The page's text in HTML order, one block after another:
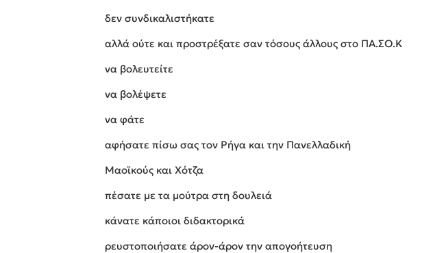
δεν συνδικαλιστήκατε
αλλά ούτε και προστρέξατε σαν τόσους άλλους στο ΠΑ.ΣΟ.Κ
να βολευτείτε
να βολέψετε
να φάτε
αφήσατε πίσω σας τον Ρήγα και την Πανελλαδική
Μαοϊκούς και Χότζα
πέσατε με τα μούτρα στη δουλειά
κάνατε κάποιοι διδακτορικά
ρευστοποιήσατε άρον-άρον την απογοήτευση